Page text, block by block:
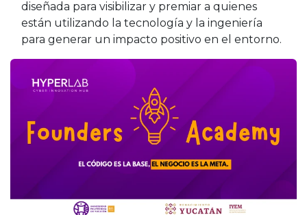
diseñada para visibilizar y premiar a quienes
están utilizando la tecnología y la ingeniería
para generar un impacto positivo en el entorno.